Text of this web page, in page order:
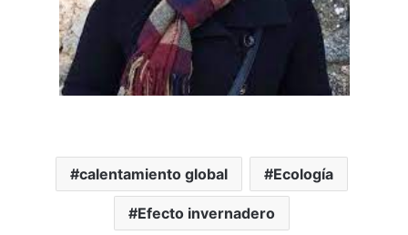
calentamiento global Ecología
Efecto invernadero